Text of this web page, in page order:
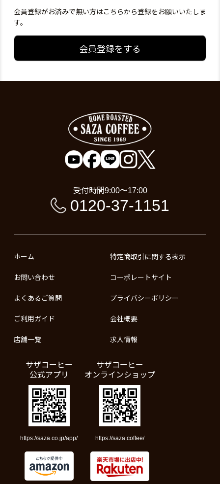
会員登録がお済みで無い方はこちらから登録をお願いいたしま
す。
会員登録をする
受付時間9:00〜17:00
0120-37-1151
ホーム
お問い合わせ
よくあるご質問
ご利用ガイド
店舗一覧
特定商取引に関する表示
コーポレートサイト
プライバシーポリシー
会社概要
求人情報
サザコーヒー
公式アプリ
https://saza.co.jp/app/
サザコーヒー
オンラインショップ
https://saza.coffee/